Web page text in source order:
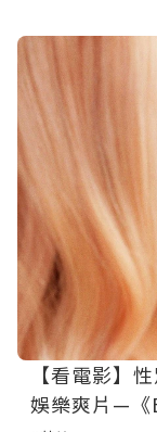
【看電影】
娛樂爽片—《